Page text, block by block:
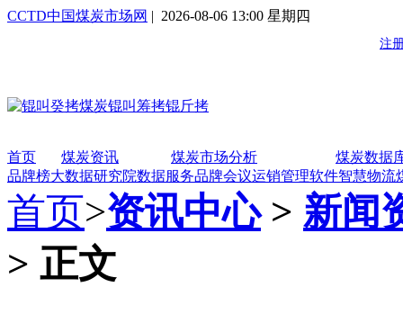
CCTD中国煤炭市场网 | 2026-08-06 13:00 星期四
首页 煤炭资讯 煤炭市场分析
煤炭数据
品牌榜大数据研究院数据服务品牌会议运销管理软件智慧物流
首页>资讯中心> 新闻
> 正文